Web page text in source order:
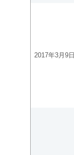
2017年3月9日